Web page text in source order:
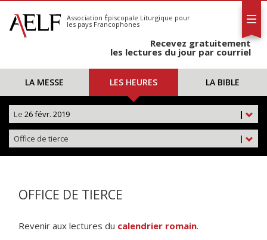
S'abonner
Calendrier
Association Épiscopale Liturgique pour
les pays Francophones
Recevez gratuitement
les lectures du jour par courriel
LA MESSE LES HEURES LA BIBLE
|
Le 26 févr. 2019
|
Office de tierce
OFFICE DE TIERCE
Revenir aux lectures du calendrier romain.